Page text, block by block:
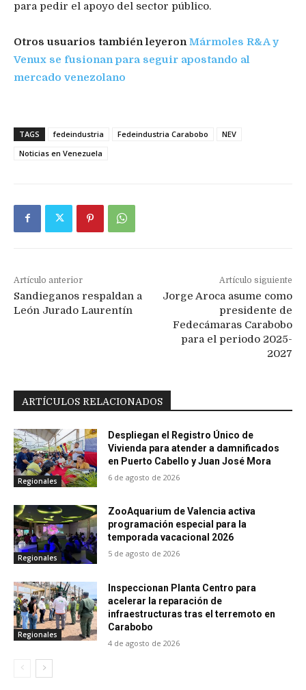
para pedir el apoyo del sector público.
Otros usuarios también leyeron Mármoles R&A y
Venux se fusionan para seguir apostando al
mercado venezolano
TAGS fedeindustria Fedeindustria Carabobo
NEV
Noticias en Venezuela
Artículo anterior
Sandieganos respaldan a
León Jurado Laurentín
Artículo siguiente
Jorge Aroca asume como
presidente de
Fedecámaras Carabobo
para el periodo 2025-
2027
ARTÍCULOS RELACIONADOS
Regionales
Despliegan el Registro Único de
Vivienda para atender a damnificados
en Puerto Cabello y Juan José Mora
6 de agosto de 2026
Regionales
ZooAquarium de Valencia activa
programación especial para la
temporada vacacional 2026
5 de agosto de 2026
Regionales
Inspeccionan Planta Centro para
acelerar la reparación de
infraestructuras tras el terremoto en
Carabobo
4 de agosto de 2026